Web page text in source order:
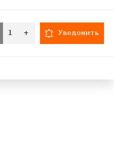
+ Уведомить